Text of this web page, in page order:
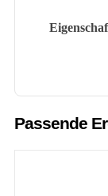
Passende